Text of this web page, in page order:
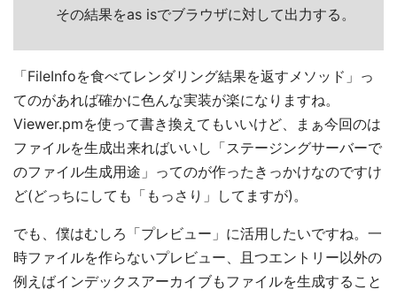
その結果をas isでブラウザに対して出力する。
「FileInfoを食べてレンダリング結果を返すメソッド」っ
てのがあれば確かに色んな実装が楽になりますね。
Viewer.pmを使って書き換えてもいいけど、まぁ今回のは
ファイルを生成出来ればいいし「ステージングサーバーで
のファイル生成用途」ってのが作ったきっかけなのですけ
ど(どっちにしても「もっさり」してますが)。
でも、僕はむしろ「プレビュー」に活用したいですね。一
時ファイルを作らないプレビュー、且つエントリー以外の
例えばインデックスアーカイブもファイルを生成すること